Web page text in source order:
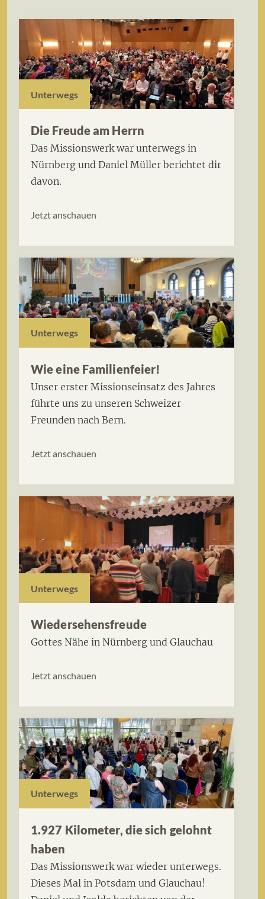
Unterwegs
Die Freude am Herrn
Das Missionswerk war unterwegs in
Nürnberg und Daniel Müller berichtet dir
davon.
Jetzt anschauen
Unterwegs
Wie eine Familienfeier!
Unser erster Missionseinsatz des Jahres
führte uns zu unseren Schweizer
Freunden nach Bern.
Jetzt anschauen
Unterwegs
Wiedersehensfreude
Gottes Nähe in Nürnberg und Glauchau
Jetzt anschauen
Unterwegs
1.927 Kilometer, die sich gelohnt
haben
Das Missionswerk war wieder unterwegs.
Dieses Mal in Potsdam und Glauchau!